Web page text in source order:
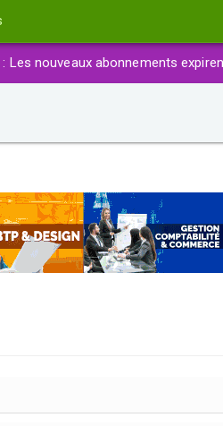
: Les nouveaux abonnements